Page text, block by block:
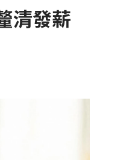
清發薪